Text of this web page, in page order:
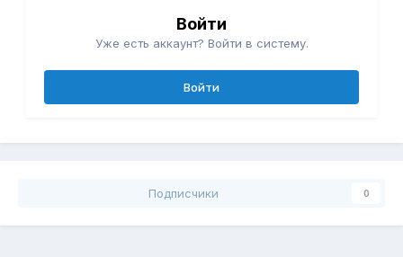
Войти
Уже есть аккаунт? Войти в систему.
Войти
Подписчики 0